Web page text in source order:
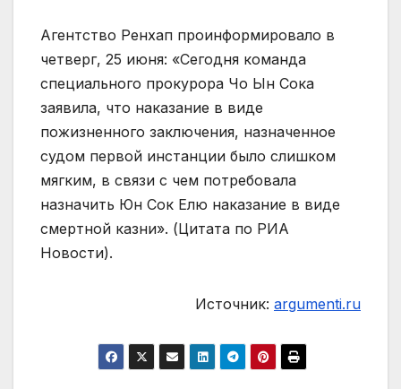
Агентство Ренхап проинформировало в
четверг, 25 июня: «Сегодня команда
специального прокурора Чо Ын Сока
заявила, что наказание в виде
пожизненного заключения, назначенное
судом первой инстанции было слишком
мягким, в связи с чем потребовала
назначить Юн Сок Елю наказание в виде
смертной казни». (Цитата по РИА
Новости).
Источник: argumenti.ru